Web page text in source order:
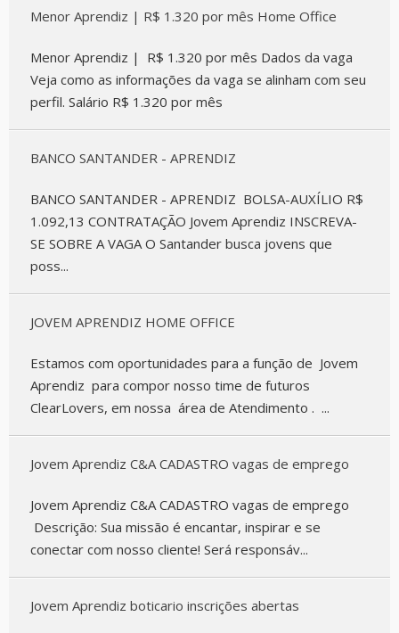
Menor Aprendiz | R$ 1.320 por mês Home Office
Menor Aprendiz | R$ 1.320 por mês Dados da vaga
Veja como as informações da vaga se alinham com seu
perfil. Salário R$ 1.320 por mês
BANCO SANTANDER - APRENDIZ
BANCO SANTANDER - APRENDIZ BOLSA-AUXÍLIO R$
1.092,13 CONTRATAÇÃO Jovem Aprendiz INSCREVA-
SE SOBRE A VAGA O Santander busca jovens que
poss...
JOVEM APRENDIZ HOME OFFICE
Estamos com oportunidades para a função de Jovem
Aprendiz para compor nosso time de futuros
ClearLovers, em nossa área de Atendimento . ...
Jovem Aprendiz C&A CADASTRO vagas de emprego
Jovem Aprendiz C&A CADASTRO vagas de emprego
Descrição: Sua missão é encantar, inspirar e se
conectar com nosso cliente! Será responsáv...
Jovem Aprendiz boticario inscrições abertas